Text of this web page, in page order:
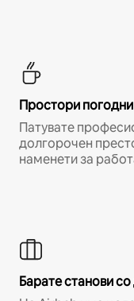
Простори
Патувате
долгорочен
наменети за
Барате станови